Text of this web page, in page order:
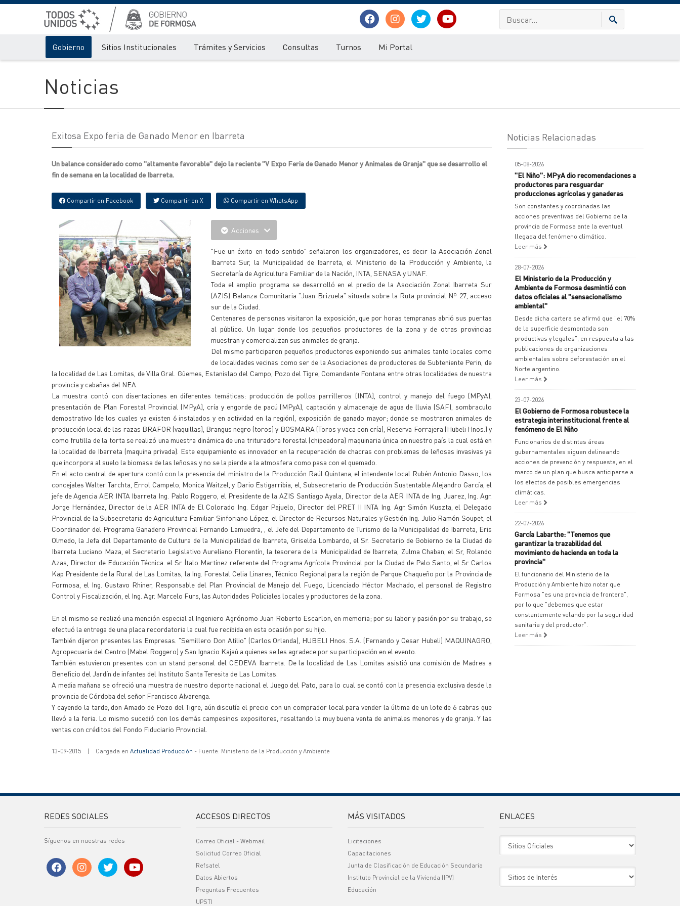
Gobierno Sitios Institucionales Trámites y Servicios Consultas Turnos Mi Portal
Noticias
Exitosa Expo feria de Ganado Menor en Ibarreta
Un balance considerado como "altamente favorable" dejo la reciente "V Expo Feria de Ganado Menor y Animales de Granja" que se desarrollo el
fin de semana en la localidad de Ibarreta.
Compartir en Facebook Compartir en X Compartir en WhatsApp
Acciones
"Fue un éxito en todo sentido" señalaron los organizadores, es decir la Asociación Zonal
Ibarreta Sur, la Municipalidad de Ibarreta, el Ministerio de la Producción y Ambiente, la
Secretaría de Agricultura Familiar de la Nación, INTA, SENASA y UNAF.
Toda el amplio programa se desarrolló en el predio de la Asociación Zonal Ibarreta Sur
(AZIS) Balanza Comunitaria "Juan Brizuela" situada sobre la Ruta provincial Nº 27, acceso
sur de la Ciudad.
Centenares de personas visitaron la exposición, que por horas tempranas abrió sus puertas
al público. Un lugar donde los pequeños productores de la zona y de otras provincias
muestran y comercializan sus animales de granja.
Del mismo participaron pequeños productores exponiendo sus animales tanto locales como
de localidades vecinas como ser de la Asociaciones de productores de Subteniente Perin, de
la localidad de Las Lomitas, de Villa Gral. Güemes, Estanislao del Campo, Pozo del Tigre, Comandante Fontana entre otras localidades de nuestra
provincia y cabañas del NEA.
La muestra contó con disertaciones en diferentes temáticas: producción de pollos parrilleros (INTA), control y manejo del fuego (MPyA),
presentación de Plan Forestal Provincial (MPyA), cría y engorde de pacú (MPyA), captación y almacenaje de agua de lluvia (SAF), sombraculo
demostrativo (de los cuales ya existen 6 instalados y en actividad en la región), exposición de ganado mayor; donde se mostraron animales de
producción local de las razas BRAFOR (vaquillas), Brangus negro (toros) y BOSMARA (Toros y vaca con cría), Reserva Forrajera (Hubeli Hnos.) y
como frutilla de la torta se realizó una muestra dinámica de una trituradora forestal (chipeadora) maquinaria única en nuestro país la cual está en
la localidad de Ibarreta (maquina privada). Este equipamiento es innovador en la recuperación de chacras con problemas de leñosas invasivas ya
que incorpora al suelo la biomasa de las leñosas y no se la pierde a la atmosfera como pasa con el quemado.
En el acto central de apertura contó con la presencia del ministro de la Producción Raúl Quintana, el intendente local Rubén Antonio Dasso, los
concejales Walter Tarchta, Errol Campelo, Monica Waitzel, y Dario Estigarribia, el, Subsecretario de Producción Sustentable Alejandro García, el
jefe de Agencia AER INTA Ibarreta Ing. Pablo Roggero, el Presidente de la AZIS Santiago Ayala, Director de la AER INTA de Ing, Juarez, Ing. Agr.
Jorge Hernández, Director de la AER INTA de El Colorado Ing. Edgar Pajuelo, Director del PRET II INTA Ing. Agr. Simón Kuszta, el Delegado
Provincial de la Subsecretaria de Agricultura Familiar Sinforiano López, el Director de Recursos Naturales y Gestión Ing. Julio Ramón Soupet, el
Coordinador del Programa Ganadero Provincial Fernando Lamuedra, , el Jefe del Departamento de Turismo de la Municipalidad de Ibarreta, Eris
Olmedo, la Jefa del Departamento de Cultura de la Municipalidad de Ibarreta, Griselda Lombardo, el Sr. Secretario de Gobierno de la Ciudad de
Ibarreta Luciano Maza, el Secretario Legislativo Aureliano Florentín, la tesorera de la Municipalidad de Ibarreta, Zulma Chaban, el Sr, Rolando
Azas, Director de Educación Técnica. el Sr Ítalo Martínez referente del Programa Agrícola Provincial por la Ciudad de Palo Santo, el Sr Carlos
Kap Presidente de la Rural de Las Lomitas, la Ing. Forestal Celia Linares, Técnico Regional para la región de Parque Chaqueño por la Provincia de
Formosa, el Ing. Gustavo Rhiner, Responsable del Plan Provincial de Manejo del Fuego, Licenciado Héctor Machado, el personal de Registro
Control y Fiscalización, el Ing. Agr. Marcelo Furs, las Autoridades Policiales locales y productores de la zona.
En el mismo se realizó una mención especial al Ingeniero Agrónomo Juan Roberto Escarlon, en memoria; por su labor y pasión por su trabajo, se
efectuó la entrega de una placa recordatoria la cual fue recibida en esta ocasión por su hijo.
También dijeron presentes las Empresas. "Semillero Don Atilio" (Carlos Orlanda), HUBELI Hnos. S.A. (Fernando y Cesar Hubeli) MAQUINAGRO,
Agropecuaria del Centro (Mabel Roggero) y San Ignacio Kajaú a quienes se les agradece por su participación en el evento.
También estuvieron presentes con un stand personal del CEDEVA Ibarreta. De la localidad de Las Lomitas asistió una comisión de Madres a
Beneficio del Jardín de infantes del Instituto Santa Teresita de Las Lomitas.
A media mañana se ofreció una muestra de nuestro deporte nacional el Juego del Pato, para lo cual se contó con la presencia exclusiva desde la
provincia de Córdoba del señor Francisco Alvarenga.
Y cayendo la tarde, don Amado de Pozo del Tigre, aún discutía el precio con un comprador local para vender la última de un lote de 6 cabras que
llevó a la feria. Lo mismo sucedió con los demás campesinos expositores, resaltando la muy buena venta de animales menores y de granja. Y las
ventas con créditos del Fondo Fiduciario Provincial.
13-09-2015 | Cargada en Actualidad Producción - Fuente: Ministerio de la Producción y Ambiente
Noticias Relacionadas
05-08-2026
"El Niño": MPyA dio recomendaciones a
productores para resguardar
producciones agrícolas y ganaderas
Son constantes y coordinadas las
acciones preventivas del Gobierno de la
provincia de Formosa ante la eventual
llegada del fenómeno climático.
Leer más
28-07-2026
El Ministerio de la Producción y
Ambiente de Formosa desmintió con
datos oficiales al "sensacionalismo
ambiental"
Desde dicha cartera se afirmó que "el 70%
de la superficie desmontada son
productivas y legales", en respuesta a las
publicaciones de organizaciones
ambientales sobre deforestación en el
Norte argentino.
Leer más
23-07-2026
El Gobierno de Formosa robustece la
estrategia interinstitucional frente al
fenómeno de El Niño
Funcionarios de distintas áreas
gubernamentales siguen delineando
acciones de prevención y respuesta, en el
marco de un plan que busca anticiparse a
los efectos de posibles emergencias
climáticas.
Leer más
22-07-2026
García Labarthe: "Tenemos que
garantizar la trazabilidad del
movimiento de hacienda en toda la
provincia"
El funcionario del Ministerio de la
Producción y Ambiente hizo notar que
Formosa "es una provincia de frontera",
por lo que "debemos que estar
constantemente velando por la seguridad
sanitaria y del productor".
Leer más
REDES SOCIALES
Síguenos en nuestras redes
ACCESOS DIRECTOS
Correo Oficial - Webmail
Solicitud Correo Oficial
Refsatel
Datos Abiertos
Preguntas Frecuentes
UPSTI
MÁS VISITADOS
Licitaciones
Capacitaciones
Junta de Clasificación de Educación Secundaria
Instituto Provincial de la Vivienda (IPV)
Educación
ENLACES